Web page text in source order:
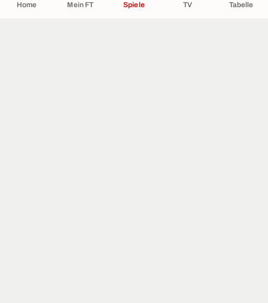
Home Mein FT Spiele TV Tabelle